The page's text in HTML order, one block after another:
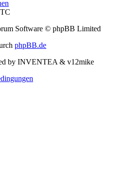
Software © phpBB Limited
phpBB.de
by INVENTEA & v12mike